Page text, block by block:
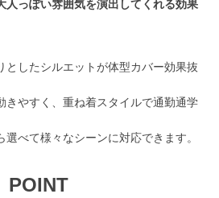
人っぽい雰囲気を演出してくれる効果
としたシルエットが体型カバー効果抜
きやすく、重ね着スタイルで通勤通学
べて様々なシーンに対応できます。
POINT